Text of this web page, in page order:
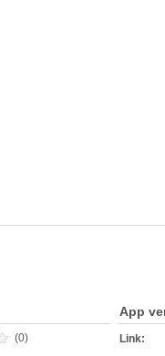
(0)
App
Link: